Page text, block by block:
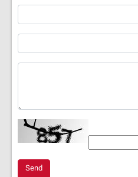
Send